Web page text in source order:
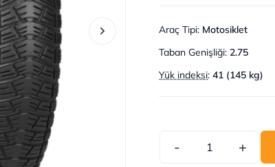
Araç Tipi: Motosiklet
Taban Genişliği: 2.75
Yük indeksi: 41 (145 kg)
- +